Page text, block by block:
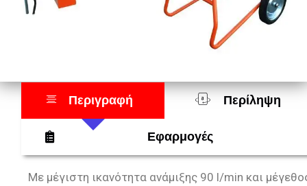
Περιγραφή Περίληψη
Εφαρμογές
Με μέγιστη ικανότητα ανάμιξης 90 l/min και